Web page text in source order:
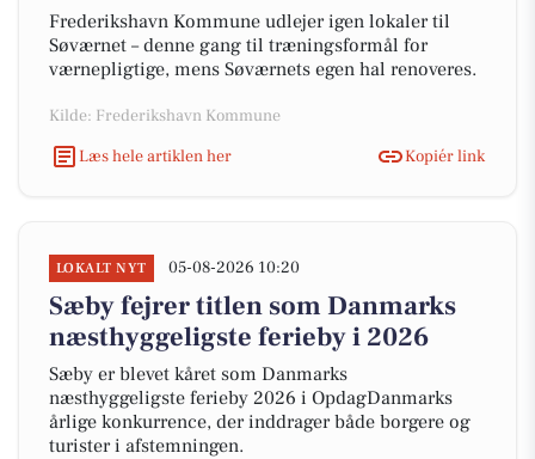
Frederikshavn Kommune udlejer igen lokaler til
Søværnet – denne gang til træningsformål for
værnepligtige, mens Søværnets egen hal renoveres.
Kilde: Frederikshavn Kommune
Læs hele artiklen her
Kopiér link
LOKALT NYT 05-08-2026 10:20
Sæby fejrer titlen som Danmarks
næsthyggeligste ferieby i 2026
Sæby er blevet kåret som Danmarks
næsthyggeligste ferieby 2026 i OpdagDanmarks
årlige konkurrence, der inddrager både borgere og
turister i afstemningen.